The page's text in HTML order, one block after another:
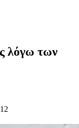
λόγω των